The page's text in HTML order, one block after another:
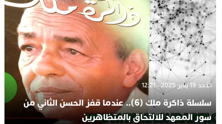
الأحد 19 يناير 2025 - 12:21
سلسلة ذاكرة ملك (6).. عندما قفز الحسن الثاني من
سور المعهد للالتحاق بالمتظاهرين